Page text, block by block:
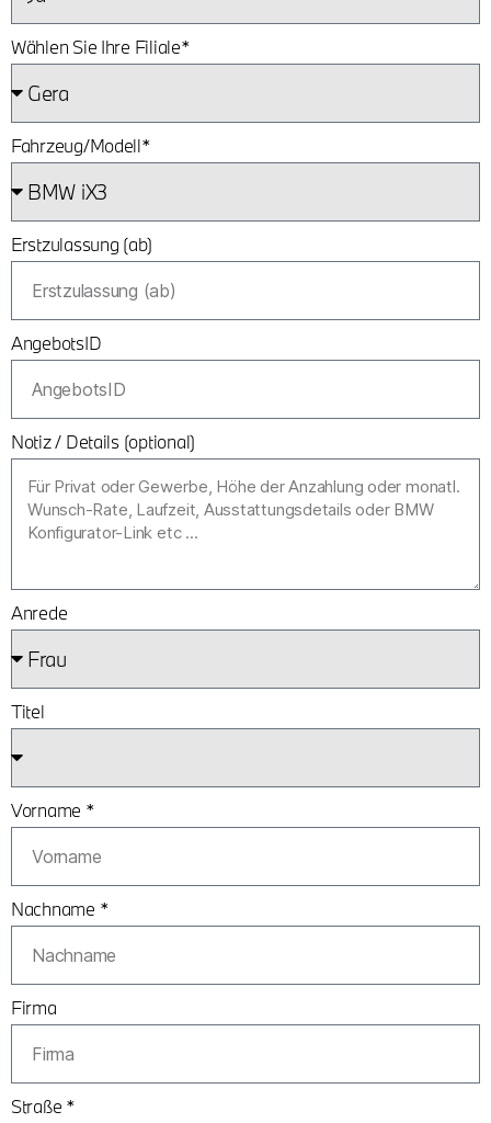
Wählen Sie Ihre Filiale*
Fahrzeug/Modell*
Erstzulassung (ab)
AngebotsID
Notiz / Details (optional)
Anrede
Titel
Vorname *
Nachname *
Firma
Straße *